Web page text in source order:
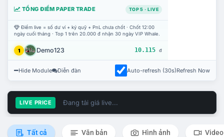
TỔNG ĐIỂM PAPER TRADE TOP 5 · LIVE
Điểm live = số dư ví + ký quỹ + PnL chưa chốt · Chốt 12:00
ngày cuối tháng · Top 1 trên 20.000 đ nhận 30 ngày VIP Whale.
1 Demo123 10.115 đ
Hide Module Diễn đàn Auto-refresh (30s)Refresh Now
LIVE PRICE Đang tải giá live...
Tất cả Văn bản Hình ảnh Video